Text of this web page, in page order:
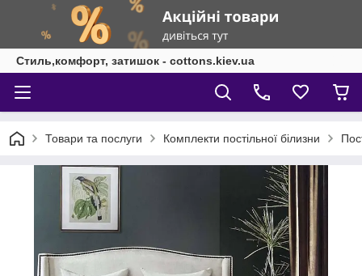
Стиль,комфорт, затишок - cottons.kiev.ua
Товари та послуги Комплекти постільної білизни